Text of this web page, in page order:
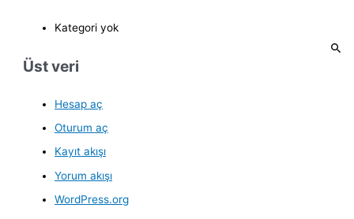
r
Kategori yok
Üst veri
Hesap aç
Oturum aç
Kayıt akışı
Yorum akışı
WordPress.org